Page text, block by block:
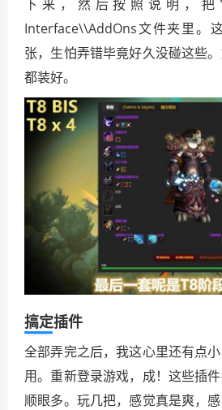
下来，然后按照说明，
Interface\\AddOns文件夹里。
张，生怕弄错毕竟好久没碰这些
都装好。
搞定插件
全部弄完之后，我这心里还有点
用。重新登录游戏，成！这些插
顺眼多。玩几把，感觉真是爽，